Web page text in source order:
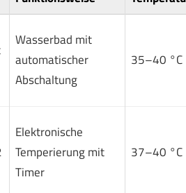
Wasserbad mit
automatischer
Abschaltung
35–40 °C
Elektronische
Temperierung mit
Timer
37–40 °C